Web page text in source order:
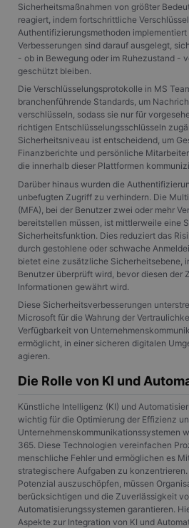
Sicherheitsmaßnahmen von größter
reagiert, indem fortschrittliche
Authentifizierungsmethoden
Verbesserungen sind darauf ausgelegt,
- ob in Bewegung oder im Ruhezustand -
geschützt bleiben.
Die Verschlüsselungsprotokolle in MS
branchenführende Standards, um
verschlüsseln, sodass sie nur für
richtigen Entschlüsselungsschlüsseln
Sicherheitsniveau ist entscheidend, um
Finanzberichte und persönliche
die innerhalb dieser Plattformen
Darüber hinaus wurden die
unbefugten Zugriff zu verhindern. Die
(MFA), bei der Benutzer zwei oder mehr
bereitstellen müssen, ist mittlerweile eine
Sicherheitsfunktion. Dies reduziert das
durch gestohlene oder schwache
bietet eine zusätzliche Sicherheitsebene,
Benutzer überprüft wird, bevor diesen der
Informationen gewährt wird.
Diese Sicherheitsverbesserungen
Microsoft für die Wahrung der
Verfügbarkeit von
ermöglicht, in einer sicheren digitalen
agieren.
Die Rolle von KI und
Künstliche Intelligenz (KI) und
wichtig für die Optimierung der Effizienz
Unternehmenskommunikationssystemen
365. Diese Technologien vereinfachen
menschliche Fehler und ermöglichen es
strategischere Aufgaben zu
Potenzial auszuschöpfen, müssen
berücksichtigen und die Zuverlässigkeit
Automatisierungssystemen garantieren.
Aspekte zur Integration von KI und